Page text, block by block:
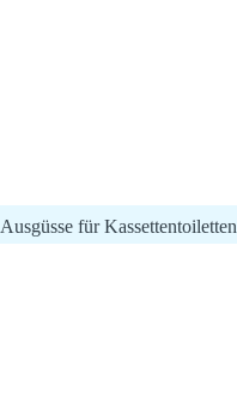
Ausgüsse für Kassettentoiletten